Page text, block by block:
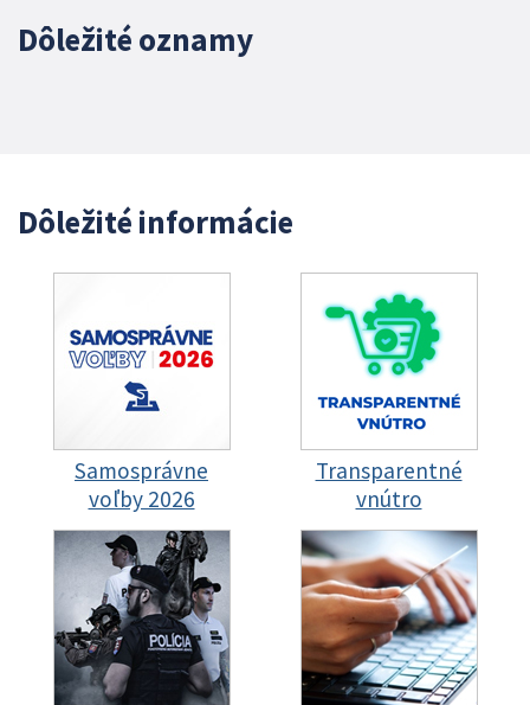
Dôležité oznamy
Dôležité informácie
Samosprávne
voľby 2026
Transparentné
vnútro